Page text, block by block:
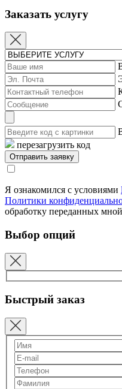
Заказать услугу
перезагрузить код
Я ознакомился с условиями
Политики
обработку переданных
Выбор опций
Быстрый заказ